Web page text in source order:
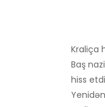
Kraliça
Baş
hiss